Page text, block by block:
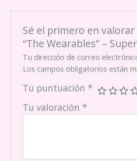
Sé el primero en valorar
“The Wearables” –
Tu dirección de correo
Los campos obligatorios están
Tu puntuación *
Tu valoración *